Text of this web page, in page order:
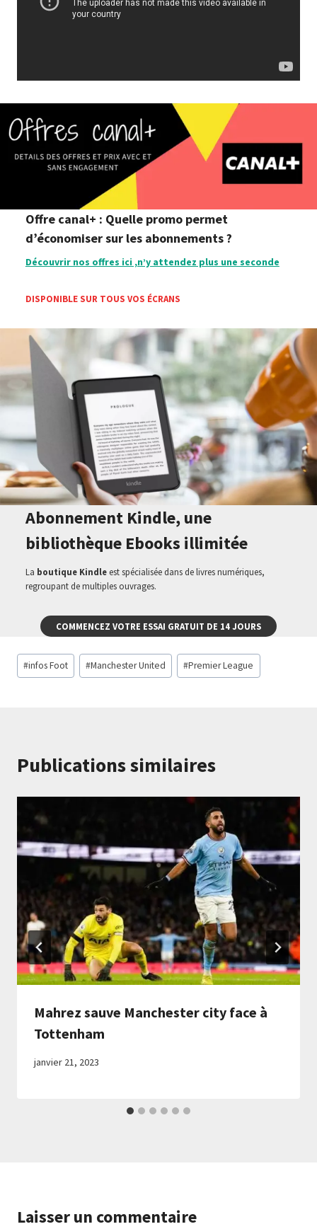
Offre canal+ : Quelle promo permet
d’économiser sur les abonnements ?
Découvrir nos offres ici ,n’y attendez plus une seconde
DISPONIBLE SUR TOUS VOS ÉCRANS
Abonnement Kindle, une
bibliothèque Ebooks illimitée
La boutique Kindleest spécialisée dans de livres numériques,
regroupant de multiples ouvrages.
COMMENCEZ VOTRE ESSAI GRATUIT DE 14 JOURS
Étiquettes
de
#infos Foot #Manchester United #Premier League
Publications similaires
Mahrez sauve Manchester city face à
Tottenham
janvier 21, 2023
Laisser un commentaire